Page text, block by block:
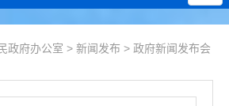
政府办公室 > 新闻发布 > 政府新闻发布会